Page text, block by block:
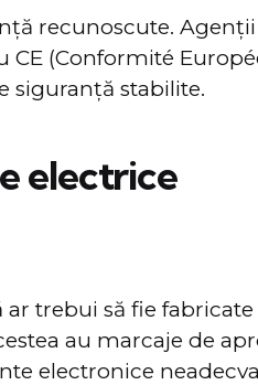
recunoscute.
(Conformité
siguranță stabilite.
electrice
trebui să fie
au marcaje de
electronice